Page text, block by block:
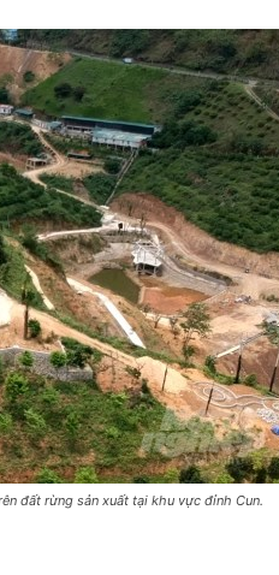
đất rừng sản xuất tại khu vực đỉnh Cun.